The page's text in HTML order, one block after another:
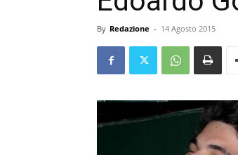
By Redazione - 14 Agosto 2015